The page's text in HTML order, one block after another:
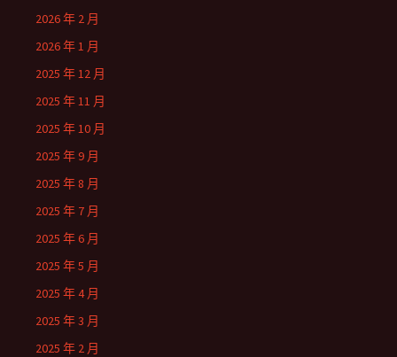
2026 年 2 月
2026 年 1 月
2025 年 12 月
2025 年 11 月
2025 年 10 月
2025 年 9 月
2025 年 8 月
2025 年 7 月
2025 年 6 月
2025 年 5 月
2025 年 4 月
2025 年 3 月
2025 年 2 月